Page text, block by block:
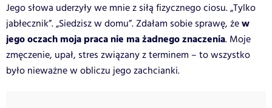
Jego słowa uderzyły we mnie z siłą fizycznego ciosu. „Tylko
jabłecznik”. „Siedzisz w domu”. Zdałam sobie sprawę, żew
jego oczach moja praca nie ma żadnego znaczenia. Moje
zmęczenie, upał, stres związany z terminem – to wszystko
było nieważne w obliczu jego zachcianki.